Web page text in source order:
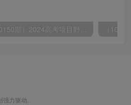
（10150期）2024高考项目野路子玩法，无限裂变，最高一天1W＋！
强力驱动.